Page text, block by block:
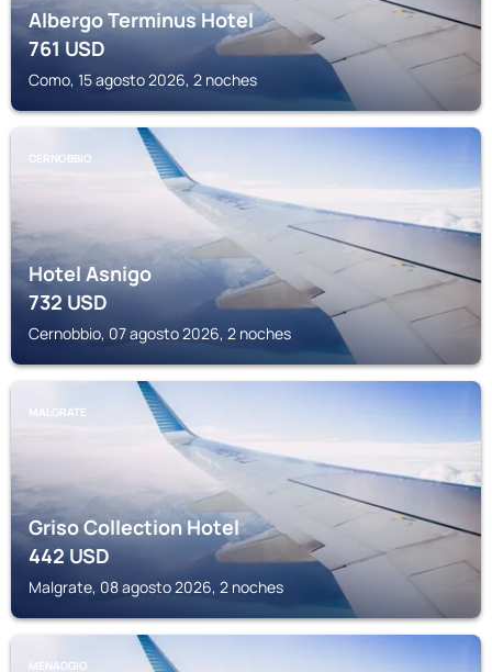
Albergo Terminus Hotel
761USD
Como, 15 agosto 2026, 2 noches
CERNOBBIO
Hotel Asnigo
732USD
Cernobbio, 07 agosto 2026, 2 noches
MALGRATE
Griso Collection Hotel
442USD
Malgrate, 08 agosto 2026, 2 noches
MENAGGIO